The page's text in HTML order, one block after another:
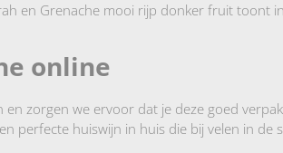
en Grenache mooi rijp donker fruit toont
online
zorgen we ervoor dat je deze goed
perfecte huiswijn in huis die bij velen in de